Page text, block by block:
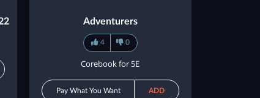
Adventurers
4 0
Corebook for 5E
Pay What You Want ADD